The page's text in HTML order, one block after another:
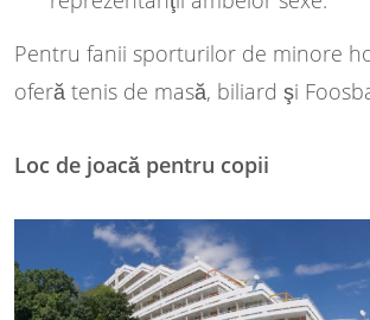
Pentru fanii sporturilor de minore
oferă tenis de masă, biliard şi
Loc de joacă pentru copii